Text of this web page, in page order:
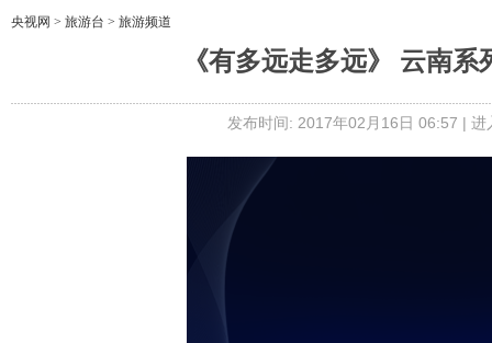
央视网 > 旅游台 > 旅游频道
《有多远走多远》 云南
发布时间: 2017年02月16日 06:57 | 进